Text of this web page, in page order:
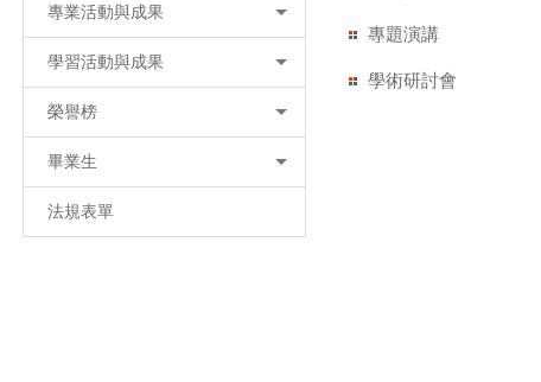
專業活動與成果
學習活動與成果
榮譽榜
畢業生
法規表單
專題演講
學術研討會